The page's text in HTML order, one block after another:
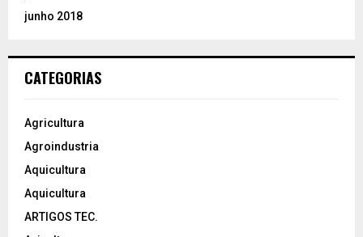
junho 2018
CATEGORIAS
Agricultura
Agroindustria
Aquicultura
Aquicultura
ARTIGOS TEC.